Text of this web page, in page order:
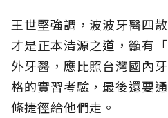
王世堅強調，波波牙醫四
才是正本清源之道，籲有
外牙醫，應比照台灣國內
格的實習考驗，最後還要
條捷徑給他們走。